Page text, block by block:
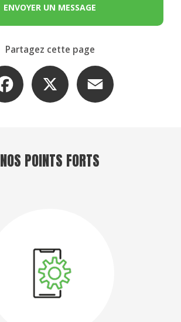
ENVOYER UN MESSAGE
Partagez cette page
Facebook
NOS POINTS FORTS